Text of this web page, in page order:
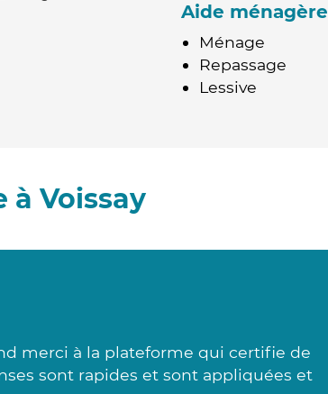
Aide ménagère
Ménage
Repassage
Lessive
à Voissay
merci à la plateforme qui certifie de
sont rapides et sont appliquées et